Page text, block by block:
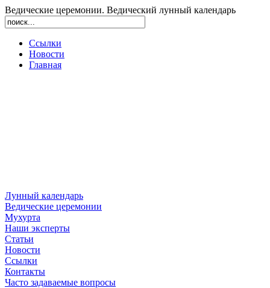
Ведические церемонии. Ведический лунный календарь
Ссылки
Новости
Главная
Лунный календарь
Ведические церемонии
Мухурта
Наши эксперты
Статьи
Новости
Ссылки
Контакты
Часто задаваемые вопросы